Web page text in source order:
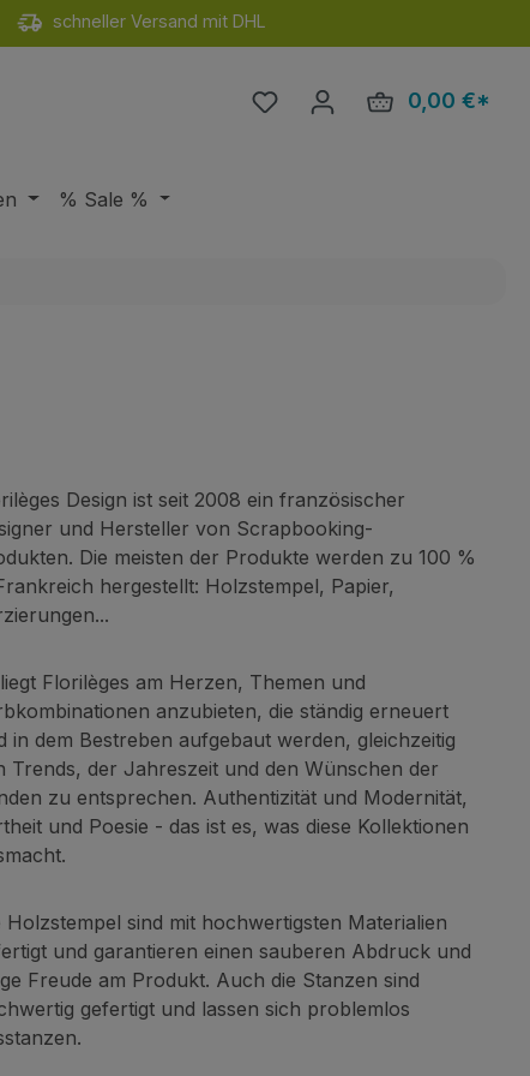
schneller Versand mit DHL
Du hast 0 Produkte auf
0,00 €*
% Sale %
Design ist seit 2008 ein französischer
und Hersteller von Scrapbooking-
Die meisten der Produkte werden zu 100 %
hergestellt: Holzstempel, Papier,
Florilèges am Herzen, Themen und
anzubieten, die ständig erneuert
in dem Bestreben aufgebaut werden, gleichzeitig
Trends, der Jahreszeit und den Wünschen der
zu entsprechen. Authentizität und Modernität,
und Poesie - das ist es, was diese Kollektionen
Holzstempel sind mit hochwertigsten Materialien
und garantieren einen sauberen Abdruck und
Freude am Produkt. Auch die Stanzen sind
gefertigt und lassen sich problemlos